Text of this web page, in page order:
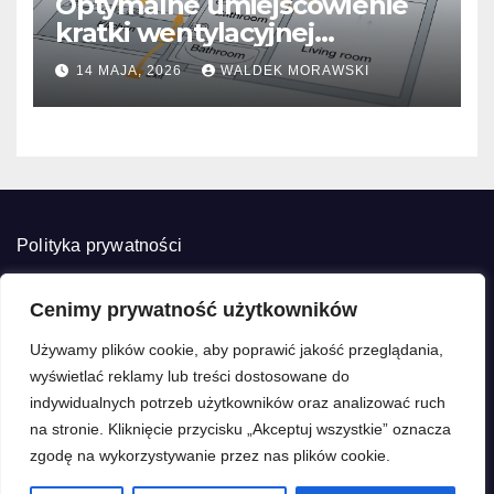
Cenimy prywatność użytkowników
Używamy plików cookie, aby poprawić jakość przeglądania,
wyświetlać reklamy lub treści dostosowane do
indywidualnych potrzeb użytkowników oraz analizować ruch
na stronie. Kliknięcie przycisku „Akceptuj wszystkie” oznacza
zgodę na wykorzystywanie przez nas plików cookie.
kratki wentylacyjnej
wywiewnej dla prawidłowego
ciągu kominowego.
14 MAJA, 2026 WALDEK MORAWSKI
Polityka prywatności
Renowento
Twój dom zasługuje na odświeżenie